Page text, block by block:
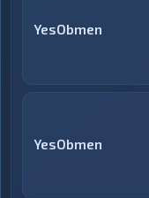
YesObmen
YesObmen